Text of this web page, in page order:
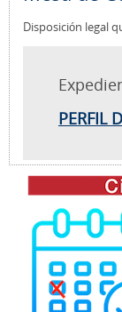
Disposición legal
PERFIL